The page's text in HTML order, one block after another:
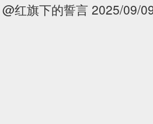
@红旗下的誓言 2025/09/